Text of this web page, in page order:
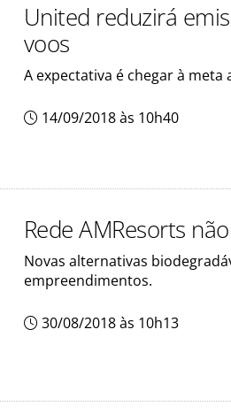
United reduzirá
voos
A expectativa é chegar à meta
14/09/2018 às 10h40
Rede AMResorts
Novas alternativas
empreendimentos.
30/08/2018 às 10h13